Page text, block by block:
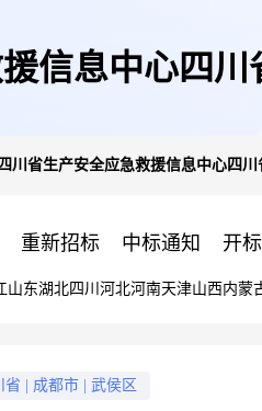
信息中心四
四川省生产安全应急救援信息中心四
重新招标 中标通知 开
山东湖北四川 河北河南天津山西内蒙
省 成都市 武侯区